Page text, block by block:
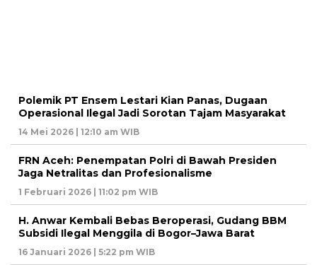
Polemik PT Ensem Lestari Kian Panas, Dugaan
Operasional Ilegal Jadi Sorotan Tajam Masyarakat
14 Mei 2026 | 12:10 am WIB
FRN Aceh: Penempatan Polri di Bawah Presiden
Jaga Netralitas dan Profesionalisme
1 Februari 2026 | 11:02 pm WIB
H. Anwar Kembali Bebas Beroperasi, Gudang BBM
Subsidi Ilegal Menggila di Bogor–Jawa Barat
16 Januari 2026 | 5:22 pm WIB